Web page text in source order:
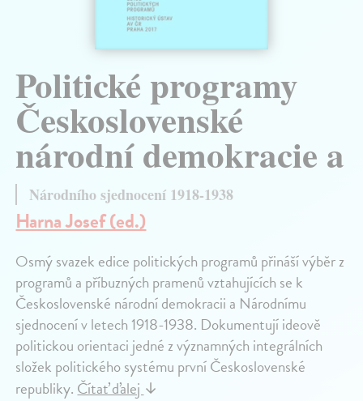
Politické programy
Československé
národní demokracie a
Národního sjednocení 1918-1938
Harna Josef (ed.)
Osmý svazek edice politických programů přináší výběr z
programů a příbuzných pramenů vztahujících se k
Československé národní demokracii a Národnímu
sjednocení v letech 1918-1938. Dokumentují ideově
politickou orientaci jedné z významných integrálních
složek politického systému první Československé
republiky.Čítať ďalej↓